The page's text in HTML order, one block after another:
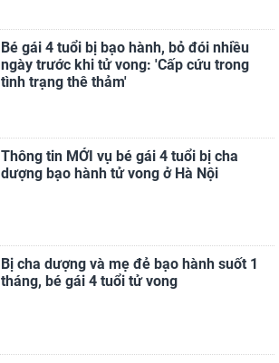
Bé gái 4 tuổi bị bạo hành, bỏ đói nhiều
ngày trước khi tử vong: 'Cấp cứu trong
tình trạng thê thảm'
Thông tin MỚI vụ bé gái 4 tuổi bị cha
dượng bạo hành tử vong ở Hà Nội
Bị cha dượng và mẹ đẻ bạo hành suốt 1
tháng, bé gái 4 tuổi tử vong